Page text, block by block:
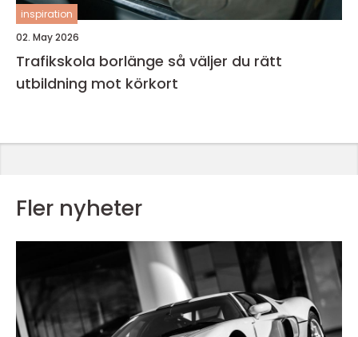
inspiration
02. May 2026
Trafikskola borlänge så väljer du rätt
utbildning mot körkort
Fler nyheter